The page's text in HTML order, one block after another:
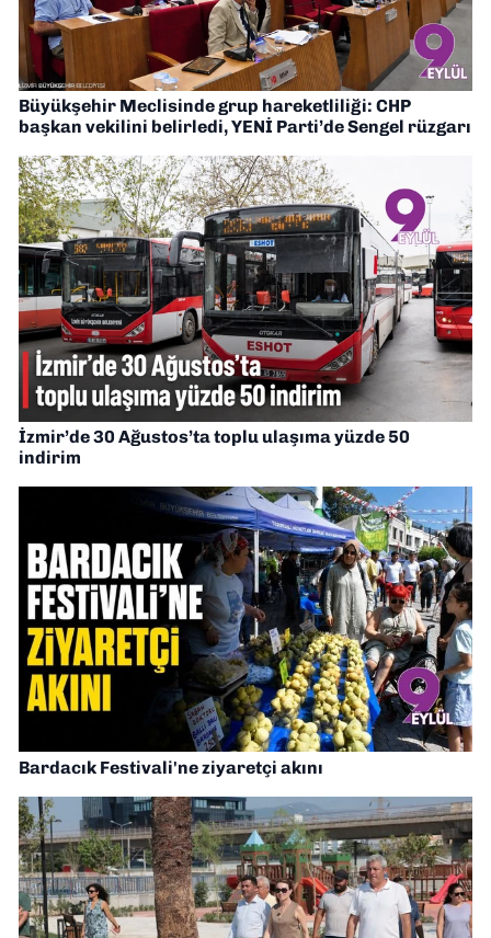
Büyükşehir Meclisinde grup hareketliliği: CHP
başkan vekilini belirledi, YENİ Parti’de Sengel rüzgarı
İzmir’de 30 Ağustos’ta toplu ulaşıma yüzde 50
indirim
Bardacık Festivali'ne ziyaretçi akını